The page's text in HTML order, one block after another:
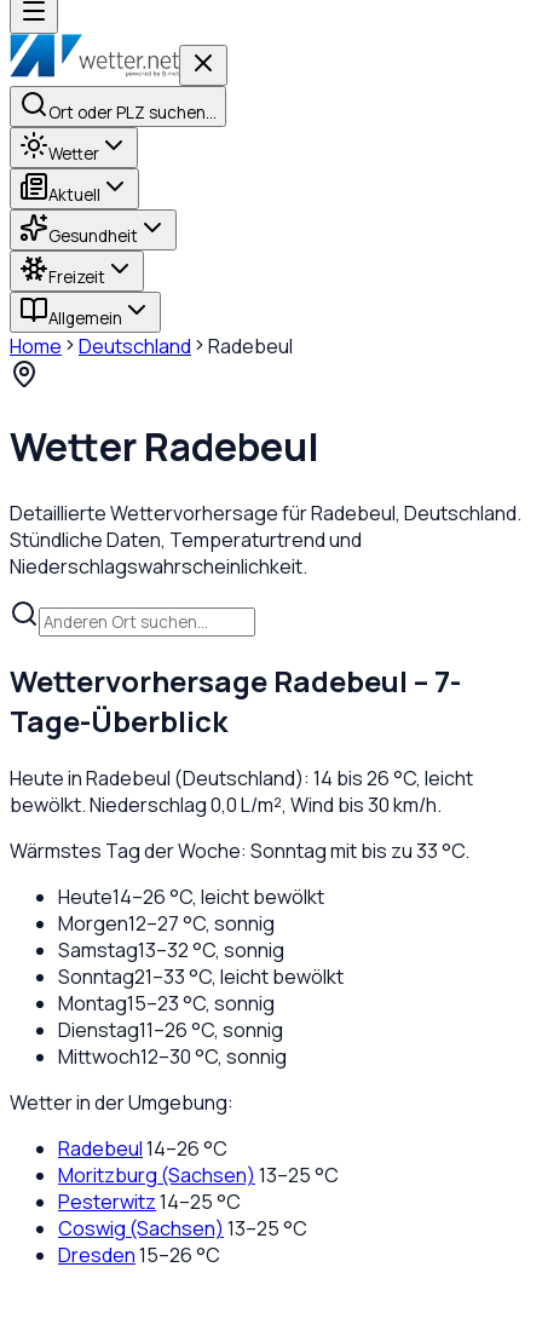
Ort oder PLZ suchen…
Wetter
Aktuell
Gesundheit
Freizeit
Allgemein
Home Deutschland Radebeul
WetterRadebeul
Detaillierte Wettervorhersage fürRadebeul, Deutschland.
Stündliche Daten, Temperaturtrend und
Niederschlagswahrscheinlichkeit.
Wettervorhersage Radebeul – 7-
Tage-Überblick
Heute inRadebeul (Deutschland): 14 bis26°C, leicht
bewölkt. Niederschlag0,0L/m², Wind bis30km/h.
Wärmstes Tag der Woche: Sonntag mit bis zu 33 °C.
Heute14–26°C, leicht bewölkt
Morgen12–27°C, sonnig
Samstag13–32°C, sonnig
Sonntag21–33°C, leicht bewölkt
Montag15–23°C, sonnig
Dienstag11–26°C, sonnig
Mittwoch12–30°C, sonnig
Wetter in der Umgebung:
Radebeul14–26°C
Moritzburg (Sachsen) 13–25°C
Pesterwitz14–25°C
Coswig (Sachsen) 13–25°C
Dresden15–26°C